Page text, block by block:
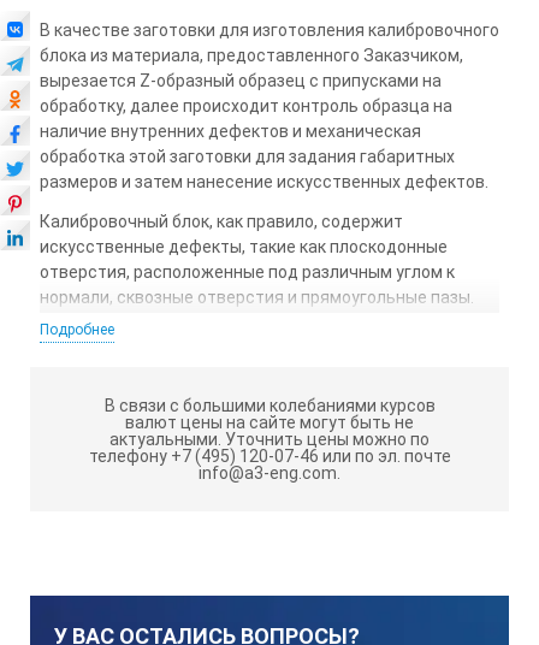
В качестве заготовки для изготовления калибровочного
блока из материала, предоставленного Заказчиком,
вырезается Z-образный образец с припусками на
обработку, далее происходит контроль образца на
наличие внутренних дефектов и механическая
обработка этой заготовки для задания габаритных
размеров и затем нанесение искусственных дефектов.
Калибровочный блок, как правило, содержит
искусственные дефекты, такие как плоскодонные
отверстия, расположенные под различным углом к
нормали, сквозные отверстия и прямоугольные пазы.
Искусственные дефекты наносятся как при помощи
обработки резанием, так и при помощи
После нанесения искусственных отражателей в
обязательном порядке проверяются их акустические
свойства и происходят замеры их действительных
размеров. Последним этапом изготовления является
Подробнее
В связи с большими колебаниями курсов
валют цены на сайте могут быть не
актуальными. Уточнить цены можно по
телефону +7 (495) 120-07-46 или по эл. почте
info@a3-eng.com.
У ВАС ОСТАЛИСЬ ВОПРОСЫ?